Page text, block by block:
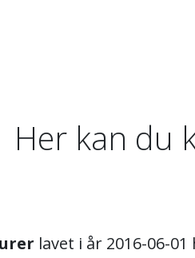
Her kan du
lavet i år 2016-06-